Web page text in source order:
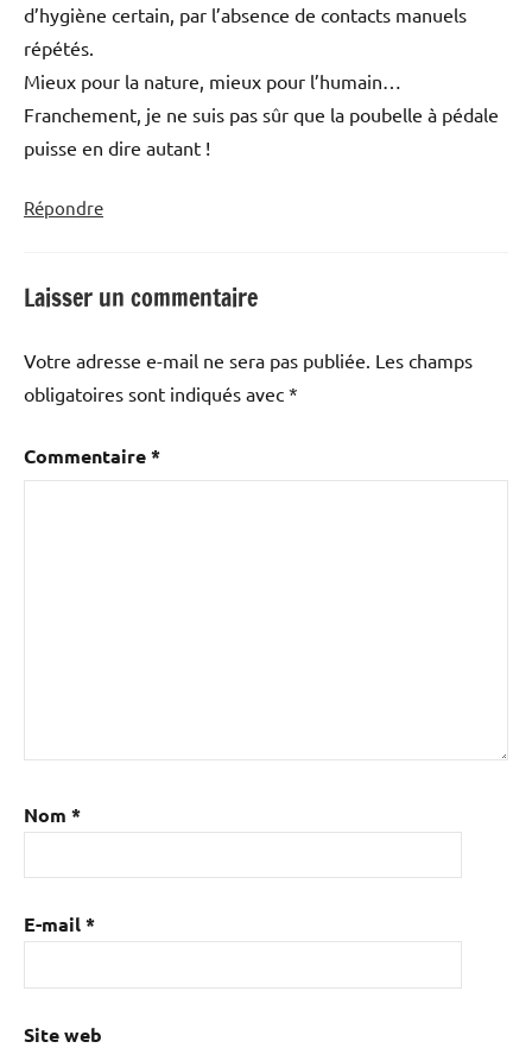
d’hygiène certain, par l’absence de contacts manuels
répétés.
Mieux pour la nature, mieux pour l’humain…
Franchement, je ne suis pas sûr que la poubelle à pédale
puisse en dire autant !
Répondre
Laisser un commentaire
Votre adresse e-mail ne sera pas publiée. Les champs
obligatoires sont indiqués avec *
Commentaire*
Nom *
E-mail*
Site web